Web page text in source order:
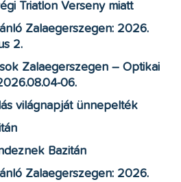
Triatlon Verseny miatt
Zalaegerszegen: 2026.
2.
Zalaegerszegen – Optikai
06.
világnapját ünnepelték
Bazitán
Zalaegerszegen: 2026.